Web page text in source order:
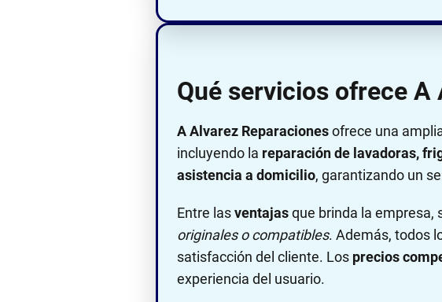
Qué servicios ofrece A
A Alvarez Reparacionesofrece una
incluyendo la reparación de lavadoras,
asistencia a domicilio, garantizando un
Entre lasventajasque brinda la empresa,
originales o compatibles. Además, todos
satisfacción del cliente. Los precios
experiencia del usuario.